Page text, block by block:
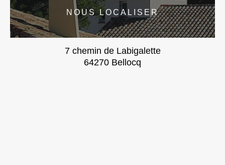
NOUS LOCALISER
7 chemin de Labigalette
64270 Bellocq